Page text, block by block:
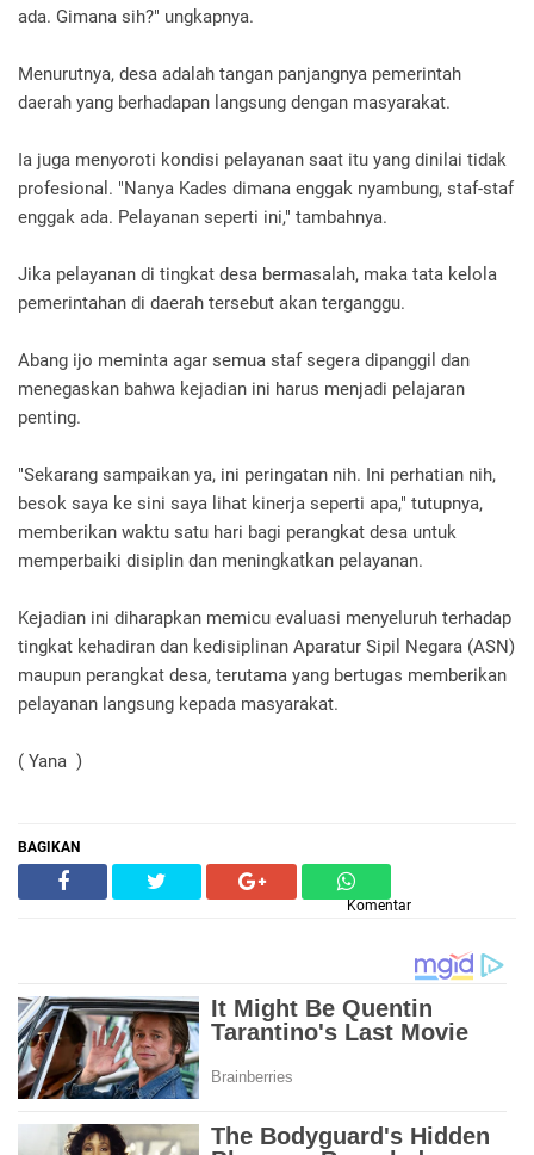
ada. Gimana sih?" ungkapnya.
Menurutnya, desa adalah tangan panjangnya pemerintah
daerah yang berhadapan langsung dengan masyarakat.
Ia juga menyoroti kondisi pelayanan saat itu yang dinilai tidak
profesional. "Nanya Kades dimana enggak nyambung, staf-staf
enggak ada. Pelayanan seperti ini," tambahnya.
Jika pelayanan di tingkat desa bermasalah, maka tata kelola
pemerintahan di daerah tersebut akan terganggu.
Abang ijo meminta agar semua staf segera dipanggil dan
menegaskan bahwa kejadian ini harus menjadi pelajaran
penting.
"Sekarang sampaikan ya, ini peringatan nih. Ini perhatian nih,
besok saya ke sini saya lihat kinerja seperti apa," tutupnya,
memberikan waktu satu hari bagi perangkat desa untuk
memperbaiki disiplin dan meningkatkan pelayanan.
Kejadian ini diharapkan memicu evaluasi menyeluruh terhadap
tingkat kehadiran dan kedisiplinan Aparatur Sipil Negara (ASN)
maupun perangkat desa, terutama yang bertugas memberikan
pelayanan langsung kepada masyarakat.
( Yana )
BAGIKAN
Komentar